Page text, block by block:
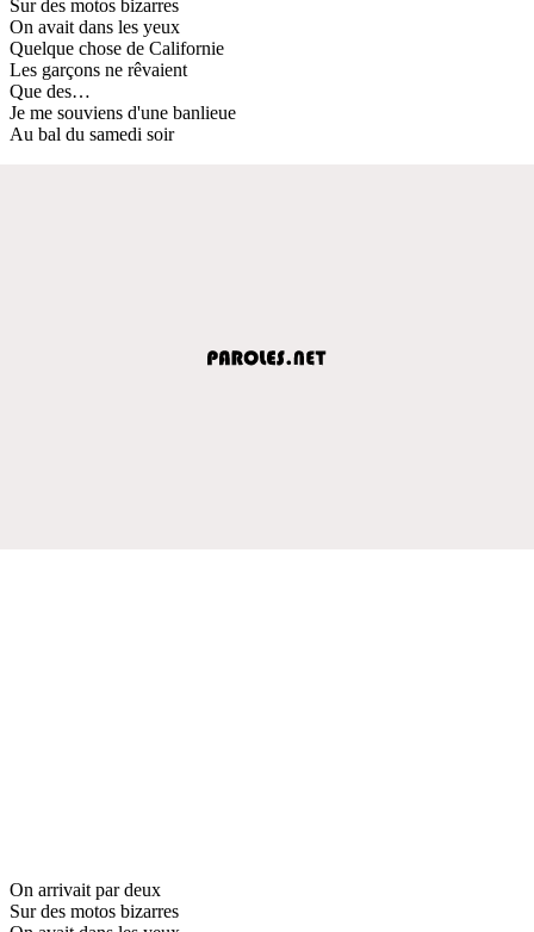
Sur des motos bizarres
On avait dans les yeux
Quelque chose de Californie
Les garçons ne rêvaient
Que des…
Je me souviens d'une banlieue
Au bal du samedi soir
On arrivait par deux
Sur des motos bizarres